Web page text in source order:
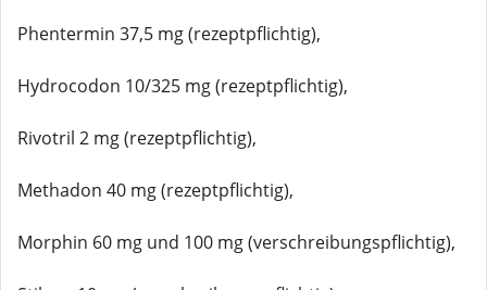
Phentermin 37,5 mg (rezeptpflichtig),
Hydrocodon 10/325 mg (rezeptpflichtig),
Rivotril 2 mg (rezeptpflichtig),
Methadon 40 mg (rezeptpflichtig),
Morphin 60 mg und 100 mg (verschreibungspflichtig),